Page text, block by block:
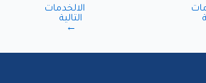
الالخدمات
التالية
←